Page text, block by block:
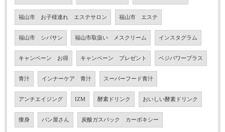
福山市 お子様連れ エステサロン 福山市 エステ
福山市 シバサン 福山市取扱い メスクリーム インスタグラム
キャンペーン お得 キャンペーン プレゼント ベジパワープラス
青汁 インナーケア 青汁 スーパーフード青汁
アンチエイジング IZM 酵素ドリンク おいしい酵素ドリンク
痩身 パン屋さん 炭酸ガスパック カーボキシー